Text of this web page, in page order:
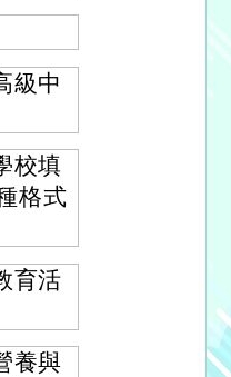
級中
校填
格式
育活
養與